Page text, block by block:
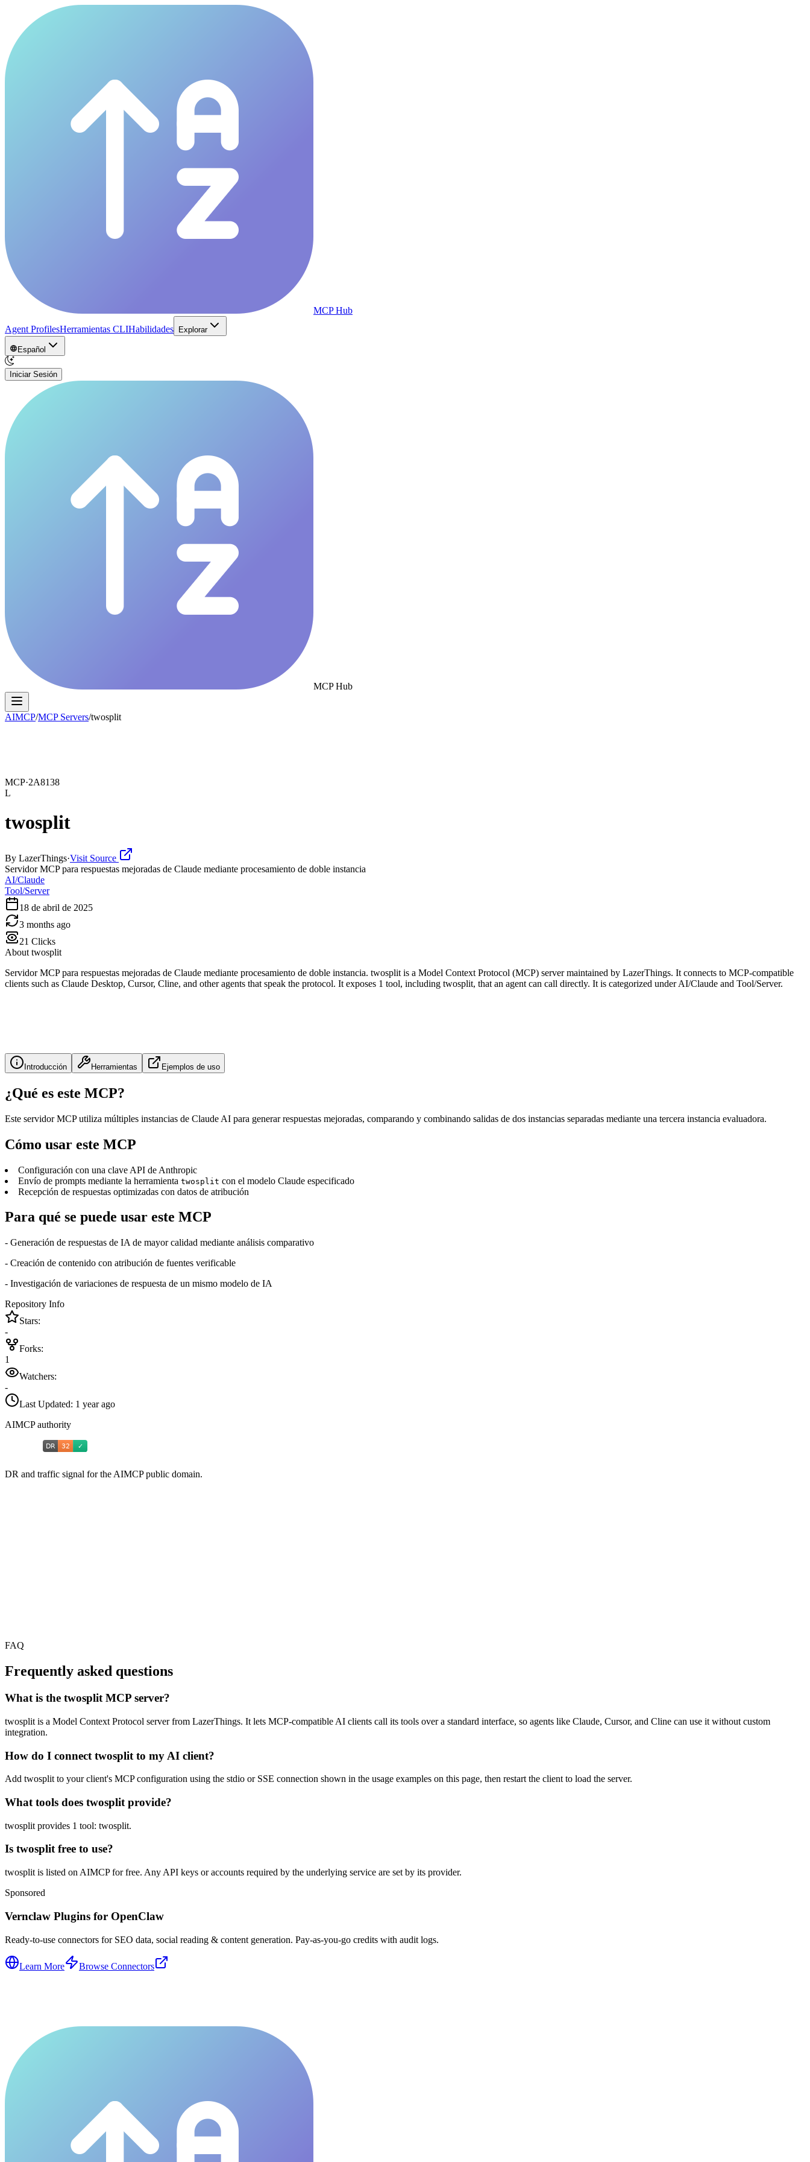
MCP Hub
Agent ProfilesHerramientas CLIHabilidades Explorar
Español
Iniciar Sesión
MCP Hub
AIMCP/MCP Servers/twosplit
MCP·2A8138
L
twosplit
By LazerThings·Visit Source
Servidor MCP para respuestas mejoradas de Claude mediante procesamiento de doble instancia
AI/Claude
Tool/Server
18 de abril de 2025
3 months ago
21 Clicks
About twosplit
Servidor MCP para respuestas mejoradas de Claude mediante procesamiento de doble instancia. twosplit is a Model Context Protocol (MCP) server maintained by LazerThings. It connects to MCP-compatible
clients such as Claude Desktop, Cursor, Cline, and other agents that speak the protocol. It exposes 1 tool, including twosplit, that an agent can call directly. It is categorized under AI/Claude and Tool/Server.
Introducción Herramientas Ejemplos de uso
¿Qué es este MCP?
Este servidor MCP utiliza múltiples instancias de Claude AI para generar respuestas mejoradas, comparando y combinando salidas de dos instancias separadas mediante una tercera instancia evaluadora.
Cómo usar este MCP
Configuración con una clave API de Anthropic
Envío de prompts mediante la herramienta twosplit con el modelo Claude especificado
Recepción de respuestas optimizadas con datos de atribución
Para qué se puede usar este MCP
- Generación de respuestas de IA de mayor calidad mediante análisis comparativo
- Creación de contenido con atribución de fuentes verificable
- Investigación de variaciones de respuesta de un mismo modelo de IA
Repository Info
Stars:
-
Forks:
1
Watchers:
-
Last Updated: 1 year ago
AIMCP authority
DR and traffic signal for the AIMCP public domain.
FAQ
Frequently asked questions
What is the twosplit MCP server?
twosplit is a Model Context Protocol server from LazerThings. It lets MCP-compatible AI clients call its tools over a standard interface, so agents like Claude, Cursor, and Cline can use it without custom
integration.
How do I connect twosplit to my AI client?
Add twosplit to your client's MCP configuration using the stdio or SSE connection shown in the usage examples on this page, then restart the client to load the server.
What tools does twosplit provide?
twosplit provides 1 tool: twosplit.
Is twosplit free to use?
twosplit is listed on AIMCP for free. Any API keys or accounts required by the underlying service are set by its provider.
Sponsored
Vernclaw Plugins for OpenClaw
Ready-to-use connectors for SEO data, social reading & content generation. Pay-as-you-go credits with audit logs.
Learn More Browse Connectors